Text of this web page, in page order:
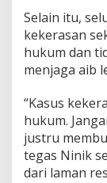
Selain itu,
kekerasan
hukum dan
menjaga aib
“Kasus
hukum.
justru
tegas Ninik
dari laman